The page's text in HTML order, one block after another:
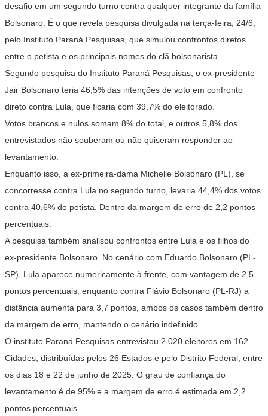
desafio em um segundo turno contra qualquer integrante da família
Bolsonaro. É o que revela pesquisa divulgada na terça-feira, 24/6,
pelo Instituto Paraná Pesquisas, que simulou confrontos diretos
entre o petista e os principais nomes do clã bolsonarista.
Segundo pesquisa do Instituto Paraná Pesquisas, o ex-presidente
Jair Bolsonaro teria 46,5% das intenções de voto em confronto
direto contra Lula, que ficaria com 39,7% do eleitorado.
Votos brancos e nulos somam 8% do total, e outros 5,8% dos
entrevistados não souberam ou não quiseram responder ao
levantamento.
Enquanto isso, a ex-primeira-dama Michelle Bolsonaro (PL), se
concorresse contra Lula no segundo turno, levaria 44,4% dos votos
contra 40,6% do petista. Dentro da margem de erro de 2,2 pontos
percentuais.
A pesquisa também analisou confrontos entre Lula e os filhos do
ex-presidente Bolsonaro. No cenário com Eduardo Bolsonaro (PL-
SP), Lula aparece numericamente à frente, com vantagem de 2,5
pontos percentuais, enquanto contra Flávio Bolsonaro (PL-RJ) a
distância aumenta para 3,7 pontos, ambos os casos também dentro
da margem de erro, mantendo o cenário indefinido.
O instituto Paraná Pesquisas entrevistou 2.020 eleitores em 162
Cidades, distribuídas pelos 26 Estados e pelo Distrito Federal, entre
os dias 18 e 22 de junho de 2025. O grau de confiança do
levantamento é de 95% e a margem de erro é estimada em 2,2
pontos percentuais.